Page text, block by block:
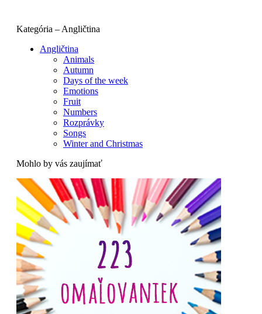
Kategória – Angličtina
Angličtina
Animals
Autumn
Days of the week
Emotions
Fruit
Numbers
Rozprávky
Songs
Winter and Christmas
Mohlo by vás zaujímať